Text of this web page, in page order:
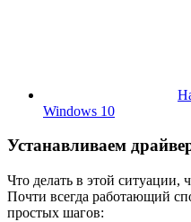
Windows 10
Устанавливаем
Что делать в этой ситуации,
Почти всегда работающий
простых шагов: